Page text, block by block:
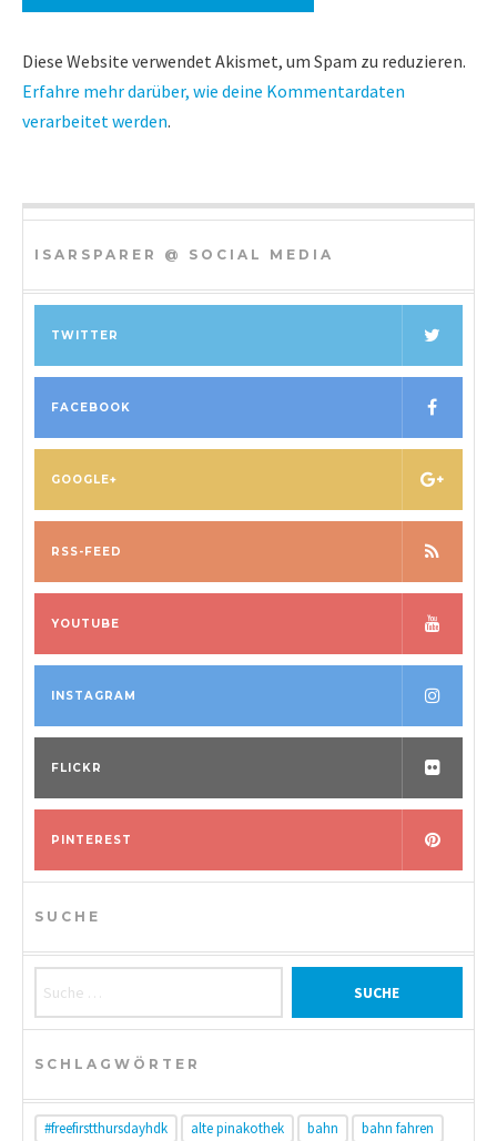
Diese Website verwendet Akismet, um Spam zu reduzieren.
Erfahre mehr darüber, wie deine Kommentardaten
verarbeitet werden.
ISARSPARER @ SOCIAL MEDIA
TWITTER
FACEBOOK
GOOGLE+
RSS-FEED
YOUTUBE
INSTAGRAM
FLICKR
PINTEREST
SUCHE
SCHLAGWÖRTER
#freefirstthursdayhdk alte pinakothek bahn bahn fahren